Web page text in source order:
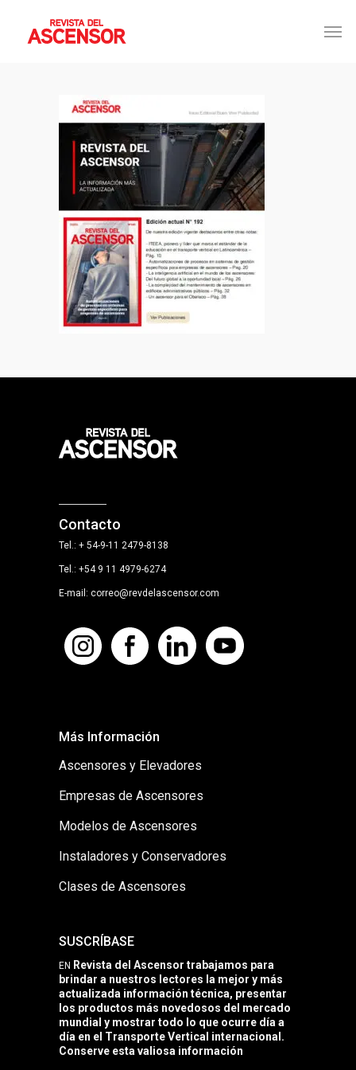
Contacto
Tel.: + 54-9-11 2479-8138
Tel.: +54 9 11 4979-6274
E-mail: correo@revdelascensor.com
Más Información
Ascensores y Elevadores
Empresas de Ascensores
Modelos de Ascensores
Instaladores y Conservadores
Clases de Ascensores
SUSCRÍBASE
EN Revista del Ascensor trabajamos para
brindar a nuestros lectores la mejor y más
actualizada información técnica, presentar
los productos más novedosos del mercado
mundial y mostrar todo lo que ocurre día a
día en el Transporte Vertical internacional.
Conserve esta valiosa información